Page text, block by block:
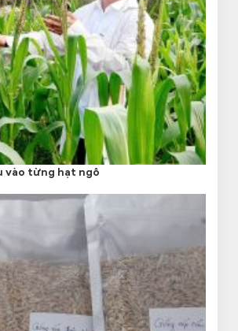
vào từng hạt ngô